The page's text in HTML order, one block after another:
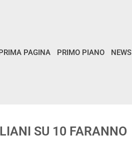
PAGINA PRIMO PIANO NEWS
SU 10 FARANNO